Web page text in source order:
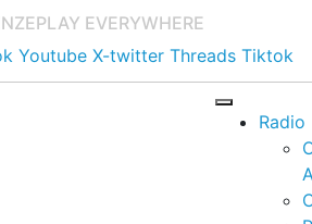
PLAY EVERYWHERE
Youtube X-twitter Threads Tiktok
Radio